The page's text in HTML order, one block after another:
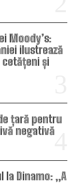
Moody’s:
ilustrează
și
țară pentru
negativă
Dinamo: „A